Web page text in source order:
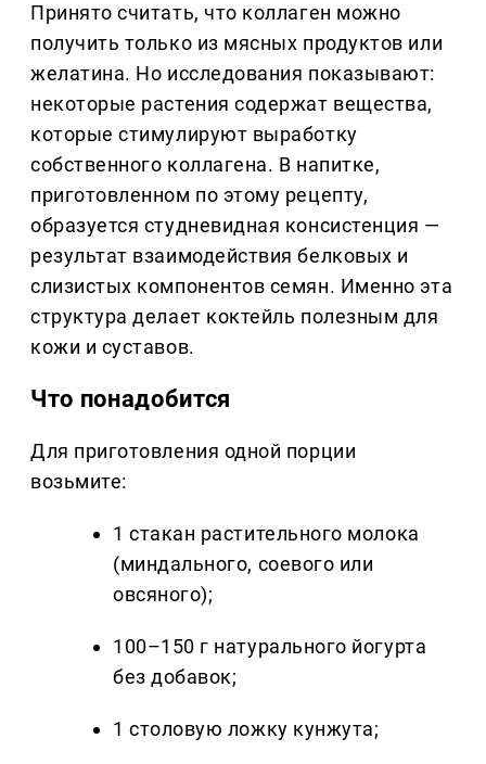
Принято считать, что коллаген можно
получить только из мясных продуктов или
желатина. Но исследования показывают:
некоторые растения содержат вещества,
которые стимулируют выработку
собственного коллагена. В напитке,
приготовленном по этому рецепту,
образуется студневидная консистенция —
результат взаимодействия белковых и
слизистых компонентов семян. Именно эта
структура делает коктейль полезным для
кожи и суставов.
Что понадобится
Для приготовления одной порции
возьмите:
1 стакан растительного молока
(миндального, соевого или
овсяного);
100–150 г натурального йогурта
без добавок;
1 столовую ложку кунжута;